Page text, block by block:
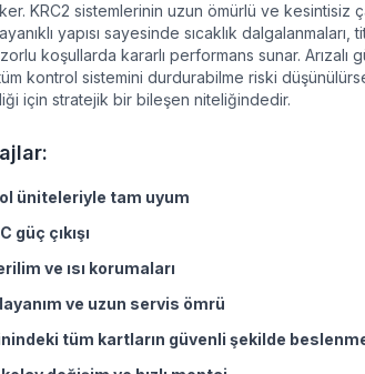
KRC2 sistemlerinin uzun ömürlü ve kesintisiz
yapısı sayesinde sıcaklık dalgalanmaları,
koşullarda kararlı performans sunar. Arızalı
kontrol sistemini durdurabilme riski
için stratejik bir bileşen niteliğindedir.
üniteleriyle tam uyum
güç çıkışı
ve ısı korumaları
ve uzun servis ömrü
tüm kartların güvenli şekilde